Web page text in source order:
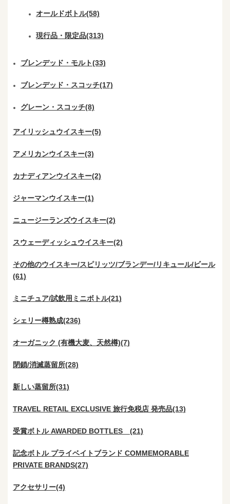
オールドボトル(58)
現行品・限定品(313)
ブレンデッド・モルト(33)
ブレンデッド・スコッチ(17)
グレーン・スコッチ(8)
アイリッシュウイスキー(5)
アメリカンウイスキー(3)
カナディアンウイスキー(2)
ジャーマンウイスキー(1)
ニュージーランズウイスキー(2)
スウェーディッシュウイスキー(2)
その他のウイスキー/スピリッツ/ブランデー/リキュール/ビール
(61)
ミニチュア/試飲用ミニボトル(21)
シェリー樽熟成(236)
オーガニック (有機大麦、天然樽)(7)
閉鎖/消滅蒸留所(28)
新しい蒸留所(31)
TRAVEL RETAIL EXCLUSIVE 旅行免税店 発売品(13)
受賞ボトル AWARDED BOTTLES (21)
記念ボトル プライベイトブランド COMMEMORABLE
PRIVATE BRANDS(27)
アクセサリー(4)